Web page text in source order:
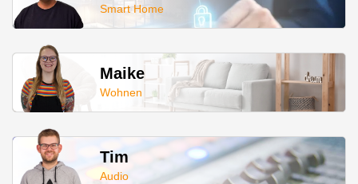
Smart Home
Maike
Wohnen
Tim
Audio